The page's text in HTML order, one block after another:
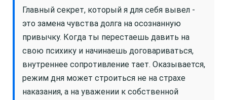
Главный секрет, который я для себя вывел -
это замена чувства долга на осознанную
привычку. Когда ты перестаешь давить на
свою психику и начинаешь договариваться,
внутреннее сопротивление тает. Оказывается,
режим дня может строиться не на страхе
наказания, а на уважении к собственной